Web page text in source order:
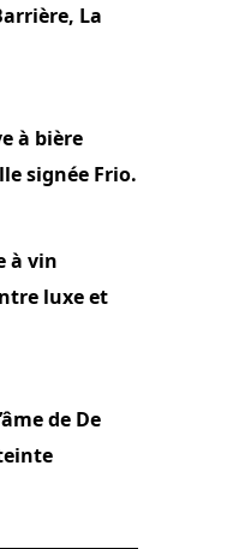
La
à bière
signée Frio.
à vin
luxe et
de De